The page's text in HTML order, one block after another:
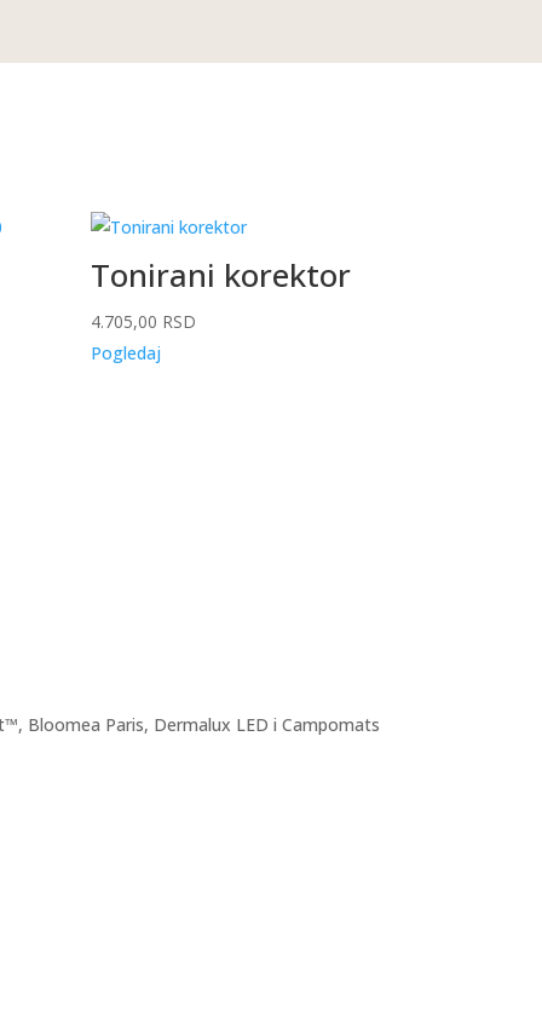
Tonirani korektor
4.705,00 RSD
Pogledaj
Bloomea Paris, Dermalux LED i Campomats